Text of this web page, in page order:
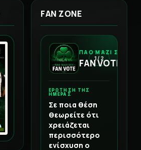
FAN ZONE
ΠΑΟ ΜΑΖΙ ΣΟΥ
FAN VOTE
1 / 2
ΕΡΩΤΗΣΗ ΤΗΣ
ΗΜΕΡΑΣ
Σε ποια θέση
θεωρείτε ότι
χρειάζεται
περισσότερο
ενίσχυση ο